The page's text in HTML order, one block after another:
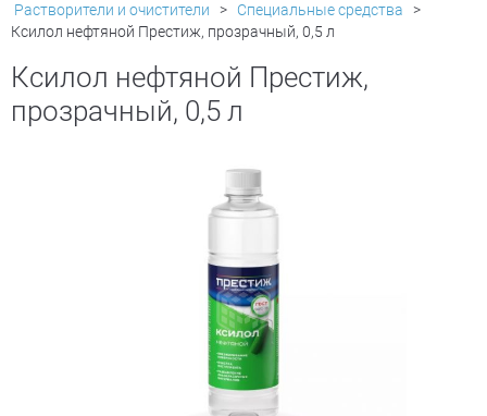
Растворители и очистители
> Специальные средства
>
Ксилол нефтяной Престиж, прозрачный, 0,5 л
Ксилол нефтяной Престиж,
прозрачный, 0,5 л